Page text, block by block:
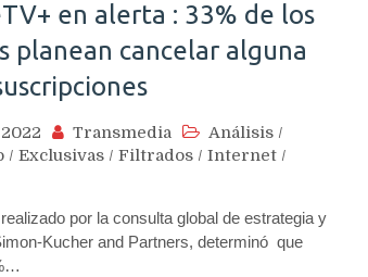
en alerta : 33% de los
planean cancelar alguna
Transmedia Análisis /
/ Exclusivas / Filtrados / Internet /
por la consulta global de estrategia y
Kucher and Partners, determinó que